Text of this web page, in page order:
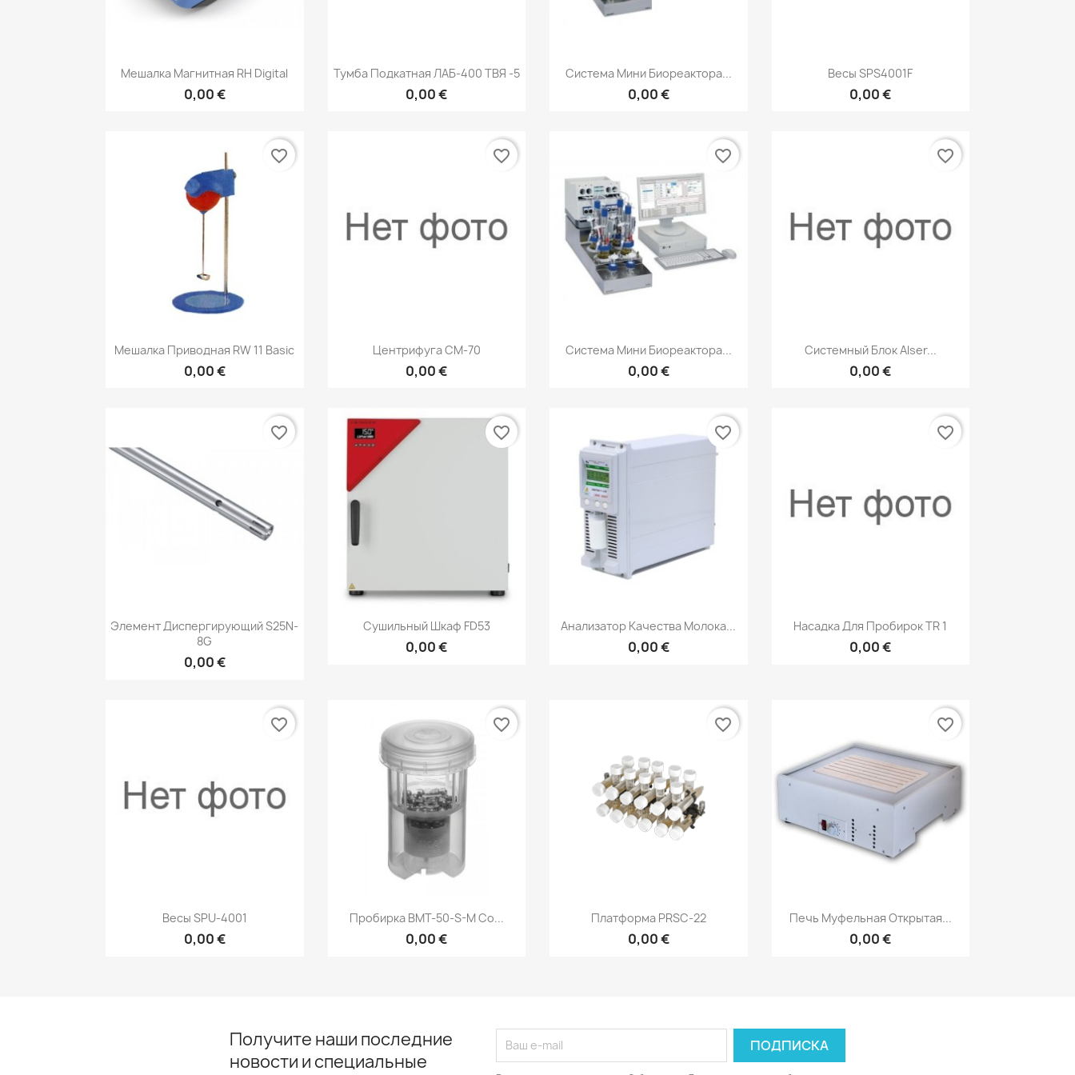
Быстрый просмотр
Мешалка Магнитная RH Digital
0,00 €
Быстрый просмотр
Тумба Подкатная ЛАБ-400 ТВЯ -5
0,00 €
Быстрый просмотр
Система Мини Биореактора...
0,00 €
Быстрый просмотр
Весы SPS4001F
0,00 €
Быстрый просмотр
Мешалка Приводная RW 11 Basic
0,00 €
favorite_border
 Быстрый просмотр
Центрифуга CM-70
0,00 €
favorite_border
Быстрый просмотр
Система Мини Биореактора...
0,00 €
favorite_border
Быстрый просмотр
Системный Блок Alser...
0,00 €
favorite_border
Быстрый просмотр
Элемент Диспергирующий S25N­
8G
0,00 €
favorite_border
Быстрый просмотр
Сушильный Шкаф FD53
0,00 €
favorite_border
Быстрый просмотр
Анализатор Качества Молока...
0,00 €
favorite_border
Быстрый просмотр
Насадка Для Пробирок TR 1
0,00 €
favorite_border
Быстрый просмотр
Весы SPU-4001
0,00 €
favorite_border
Быстрый просмотр
Пробирка BMT-50-S-M Со...
0,00 €
favorite_border
Быстрый просмотр
Платформа PRSC-22
0,00 €
favorite_border
 Быстрый просмотр
Печь Муфельная Открытая...
0,00 €
favorite_border
Получите наши последние
новости и специальные